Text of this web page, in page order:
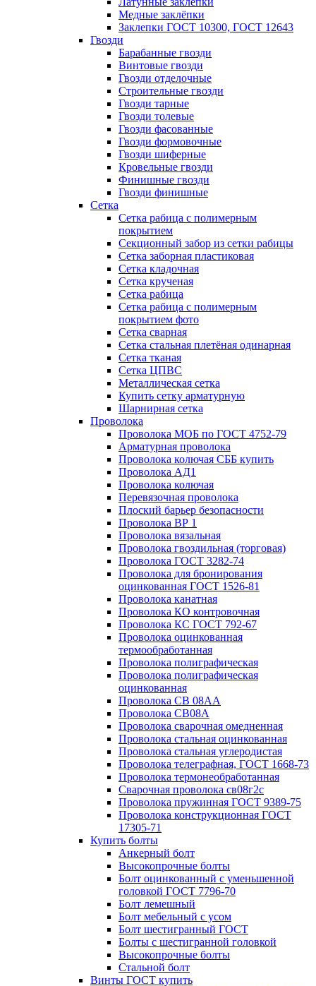
Медные заклёпки
Заклепки ГОСТ 10300, ГОСТ 12643
Гвозди
Барабанные гвозди
Винтовые гвозди
Гвозди отделочные
Строительные гвозди
Гвозди тарные
Гвозди толевые
Гвозди фасованные
Гвозди формовочные
Гвозди шиферные
Кровельные гвозди
Финишные гвозди
Гвозди финишные
Сетка
Сетка рабица с полимерным
покрытием
Секционный забор из сетки рабицы
Сетка заборная пластиковая
Сетка кладочная
Сетка крученая
Сетка рабица
Сетка рабица с полимерным
покрытием фото
Сетка сварная
Сетка стальная плетёная одинарная
Сетка тканая
Сетка ЦПВС
Металлическая сетка
Купить сетку арматурную
Шарнирная сетка
Проволока
Проволока МОБ по ГОСТ 4752-79
Арматурная проволока
Проволока колючая СББ купить
Проволока АД1
Проволока колючая
Перевязочная проволока
Плоский барьер безопасности
Проволока ВР 1
Проволока вязальная
Проволока гвоздильная (торговая)
Проволока ГОСТ 3282-74
Проволока для бронирования
оцинкованная ГОСТ 1526-81
Проволока канатная
Проволока КО контровочная
Проволока КС ГОСТ 792-67
Проволока оцинкованная
термообработанная
Проволока полиграфическая
Проволока полиграфическая
оцинкованная
Проволока СВ 08АА
Проволока СВ08А
Проволока сварочная омедненная
Проволока стальная оцинкованная
Проволока стальная углеродистая
Проволока телеграфная, ГОСТ 1668-73
Проволока термонеобработанная
Сварочная проволока св08г2с
Проволока пружинная ГОСТ 9389-75
Проволока конструкционная ГОСТ
17305-71
Купить болты
Анкерный болт
Высокопрочные болты
Болт оцинкованный с уменьшенной
головкой ГОСТ 7796-70
Болт лемешный
Болт мебельный с усом
Болт шестигранный ГОСТ
Болты с шестигранной головкой
Высокопрочные болты
Стальной болт
Винты ГОСТ купить